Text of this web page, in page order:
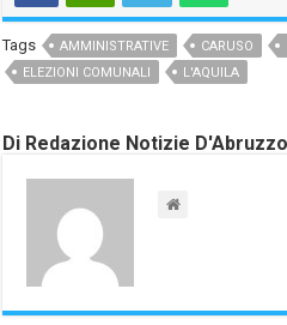
Tags AMMINISTRATIVE CARUSO
ELEZIONI COMUNALI
L'AQUILA
Di Redazione Notizie D'Abruzzo